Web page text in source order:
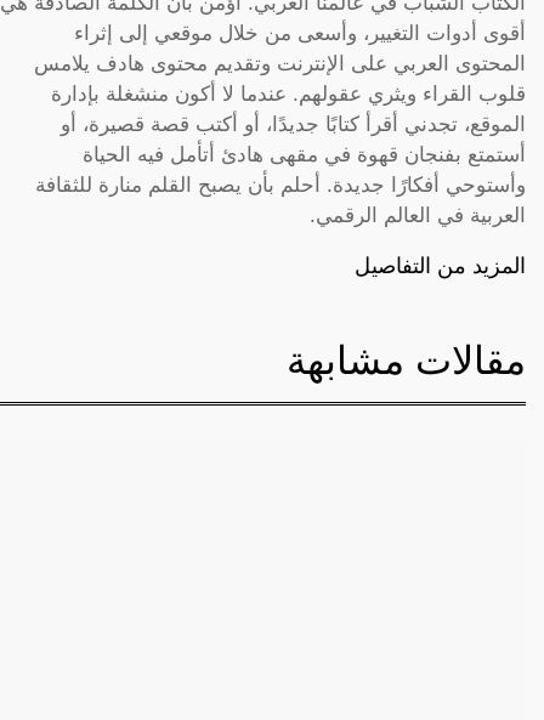
أقوى أدوات التغيير، وأسعى من خلال موقعي إلى إثراء
المحتوى العربي على الإنترنت وتقديم محتوى هادف يلامس
قلوب القراء ويثري عقولهم. عندما لا أكون منشغلة بإدارة
الموقع، تجدني أقرأ كتابًا جديدًا، أو أكتب قصة قصيرة، أو
أستمتع بفنجان قهوة في مقهى هادئ أتأمل فيه الحياة
وأستوحي أفكارًا جديدة. أحلم بأن يصبح القلم منارة للثقافة
العربية في العالم الرقمي.
المزيد من التفاصيل
مقالات مشابهة